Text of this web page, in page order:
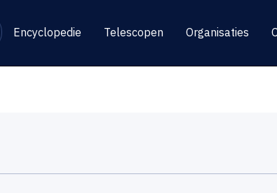
Encyclopedie Telescopen Organisaties